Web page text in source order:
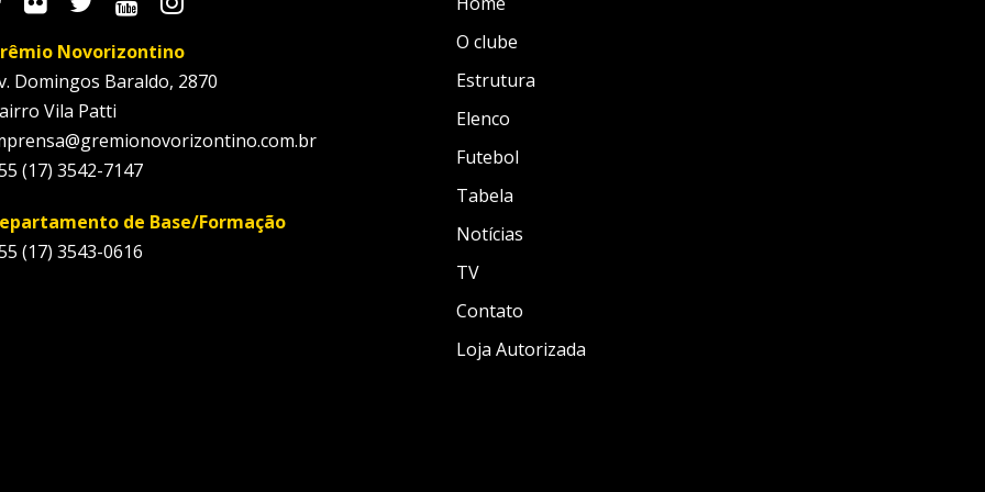
Novorizontino
Domingos Baraldo, 2870
Vila Patti
(17) 3542-7147
de Base/Formação
(17) 3543-0616
O clube
Estrutura
Elenco
Futebol
Tabela
Notícias
TV
Contato
Loja Autorizada